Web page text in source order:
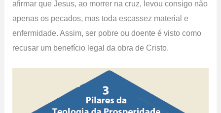
afirmar que Jesus, ao morrer na cruz, levou consigo não
apenas os pecados, mas toda escassez material e
enfermidade. Assim, ser pobre ou doente é visto como
recusar um benefício legal da obra de Cristo.